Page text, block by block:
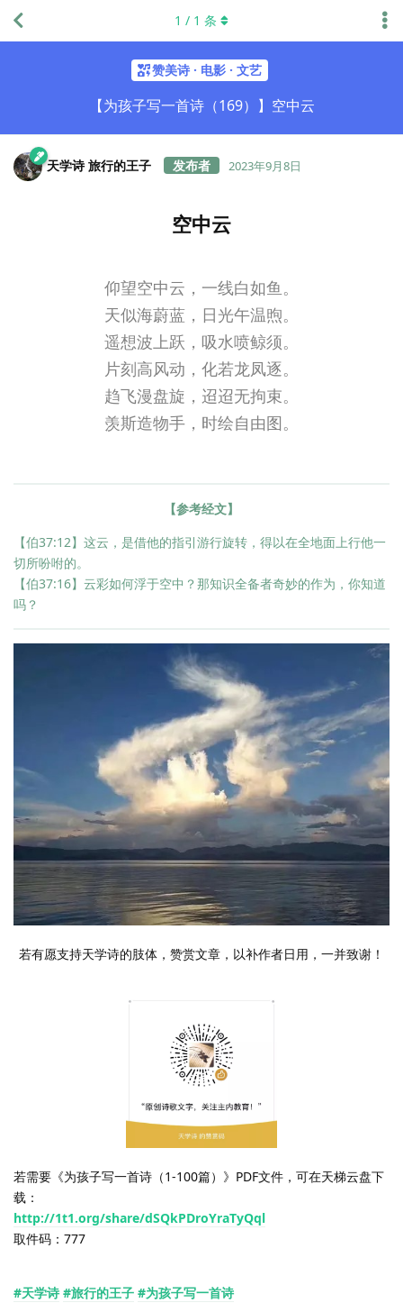
赞美诗 · 电影 · 文艺
【为孩子写一首诗（169）】空中云
1 / 1 条
天学诗 旅行的王子 2023年9月8日
空中云
仰望空中云，一线白如鱼。
天似海蔚蓝，日光午温煦。
遥想波上跃，吸水喷鲸须。
片刻高风动，化若龙凤逐。
趋飞漫盘旋，迢迢无拘束。
羡斯造物手，时绘自由图。
【参考经文】
【伯37:12】这云，是借他的指引游行旋转，得以在全地面上行他一
切所吩咐的。
【伯37:16】云彩如何浮于空中？那知识全备者奇妙的作为，你知道
吗？
若有愿支持天学诗的肢体，赞赏文章，以补作者日用，一并致谢！
若需要《为孩子写一首诗（1-100篇）》PDF文件，可在天梯云盘下
载：
http://1t1.org/share/dSQkPDroYraTyQql
取件码：777
#天学诗 #旅行的王子 #为孩子写一首诗